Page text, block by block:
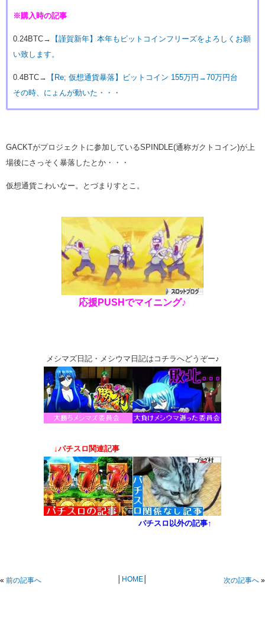
※購入時の記事
0.24BTC→
【謹賀新年】本年もビットコインフリーズをよろしくお願
い致します。
0.4BTC→
【Re; 仮想通貨暴落】ビットコイン 155万円→70万円台
その時、にょんが動いた・・・
GACKTがプロジェクトに参加しているSPINDLE(通称ガクトコイン)が上
場後にさっそく暴落したとか・・・
仮想通貨こわいなー。とづまりすとこ。
応援PUSHでマイニング♪
メシマズ日記・メシウマ日記はコチラへどうぞー♪
↓パチスロ関連記事
パチスロ以外の記事↑
« 前の記事へ HOME│ 次の記事へ »